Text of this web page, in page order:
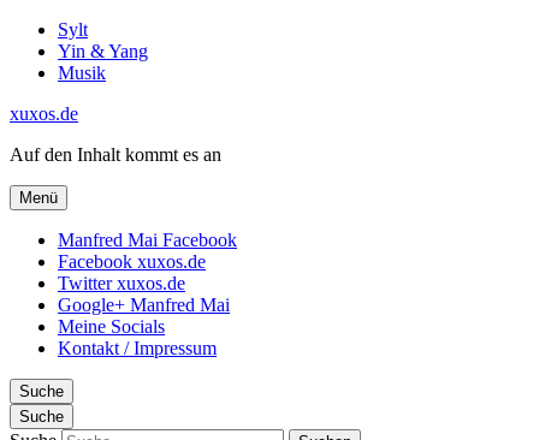
Sylt
Yin & Yang
Musik
xuxos.de
Auf den Inhalt kommt es an
Menü
Manfred Mai Facebook
Facebook xuxos.de
Twitter xuxos.de
Google+ Manfred Mai
Meine Socials
Kontakt / Impressum
Suche
Suche